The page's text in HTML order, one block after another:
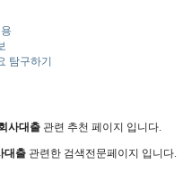
탐구하기
사대출 관련 추천 페이지 입니다.
대출관련한 검색전문페이지 입니다.